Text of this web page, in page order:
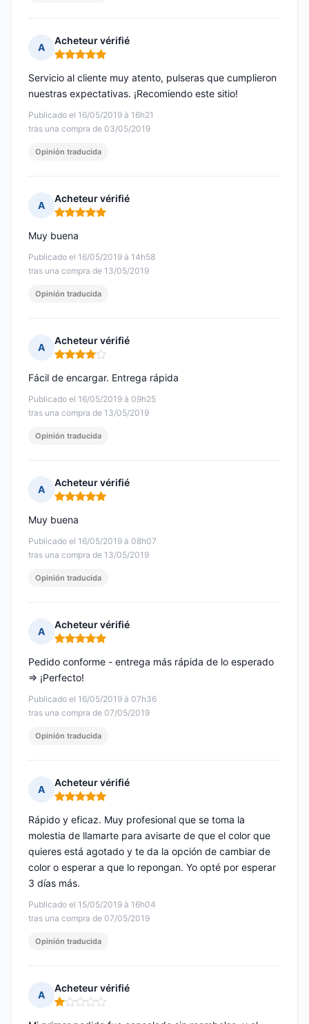
A
Acheteur vérifié
Nota: 5 de 5
Publicado el 16/05/2019 à 16h21
tras una compra de 03/05/2019
Servicio al cliente muy atento, pulseras que cumplieron
nuestras expectativas. ¡Recomiendo este sitio!
Opinión traducida
A
Acheteur vérifié
Nota: 5 de 5
Publicado el 16/05/2019 à 14h58
tras una compra de 13/05/2019
Muy buena
Opinión traducida
A
Acheteur vérifié
Nota: 4 de 5
Publicado el 16/05/2019 à 09h25
tras una compra de 13/05/2019
Fácil de encargar. Entrega rápida
Opinión traducida
A
Acheteur vérifié
Nota: 5 de 5
Publicado el 16/05/2019 à 08h07
tras una compra de 13/05/2019
Muy buena
Opinión traducida
A
Acheteur vérifié
Nota: 5 de 5
Publicado el 16/05/2019 à 07h36
tras una compra de 07/05/2019
Pedido conforme - entrega más rápida de lo esperado
=> ¡Perfecto!
Opinión traducida
A
Acheteur vérifié
Nota: 5 de 5
Publicado el 15/05/2019 à 16h04
tras una compra de 07/05/2019
Rápido y eficaz. Muy profesional que se toma la
molestia de llamarte para avisarte de que el color que
quieres está agotado y te da la opción de cambiar de
color o esperar a que lo repongan. Yo opté por esperar
3 días más.
Opinión traducida
A
Acheteur vérifié
Nota: 1 de 5